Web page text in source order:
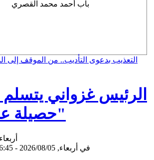
التعذيب بدعوى التأديب.. من الموقف إلى
الرئيس غزواني
حصيلة عمل "الهابا"
أربعاء, 2026/08/05 -
في أربعاء, 2026/08/05 - 06:45